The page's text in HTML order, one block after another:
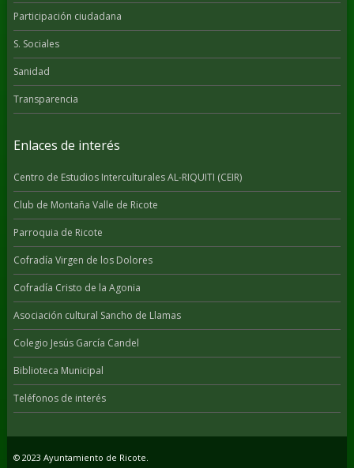
Participación ciudadana
S. Sociales
Sanidad
Transparencia
Enlaces de interés
Centro de Estudios Interculturales AL-RIQUITI (CEIR)
Club de Montaña Valle de Ricote
Parroquia de Ricote
Cofradía Virgen de los Dolores
Cofradía Cristo de la Agonia
Asociación cultural Sancho de Llamas
Colegio Jesús García Candel
Biblioteca Municipal
Teléfonos de interés
© 2023 Ayuntamiento de Ricote.